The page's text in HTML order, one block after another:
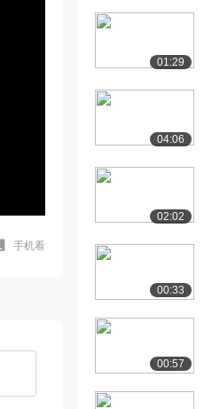
手机看
01:29
04:06
02:02
00:33
00:57